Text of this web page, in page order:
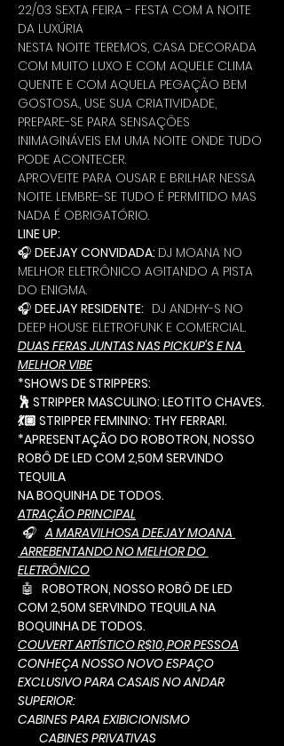
22/03 SEXTA FEIRA - FESTA COM A NOITE
DA LUXÚRIA
NESTA NOITE TEREMOS, CASA DECORADA
COM MUITO LUXO E COM AQUELE CLIMA
QUENTE E COM AQUELA PEGAÇÃO BEM
GOSTOSA., USE SUA CRIATIVIDADE,
PREPARE-SE PARA SENSAÇÕES
INIMAGINÁVEIS EM UMA NOITE ONDE TUDO
PODE ACONTECER.
APROVEITE PARA OUSAR E BRILHAR NESSA
NOITE. LEMBRE-SE TUDO É PERMITIDO MAS
NADA É OBRIGATÓRIO.
LINE UP:
🎧 DEEJAY CONVIDADA: DJ MOANA NO
MELHOR ELETRÔNICO AGITANDO A PISTA
DO ENIGMA.
🎧 DEEJAY RESIDENTE: DJ ANDHY-S NO
DEEP HOUSE ELETROFUNK E COMERCIAL.
DUAS FERAS JUNTAS NAS PICKUP'S E NA
MELHOR VIBE
*SHOWS DE STRIPPERS:
🕺 STRIPPER MASCULINO: LEOTITO CHAVES.
💃🏼 STRIPPER FEMININO: THY FERRARI.
*APRESENTAÇÃO DO ROBOTRON, NOSSO
ROBÔ DE LED COM 2,50M SERVINDO
TEQUILA
NA BOQUINHA DE TODOS.
ATRAÇÃO PRINCIPAL
🎧 A MARAVILHOSA DEEJAY MOANA
ARREBENTANDO NO MELHOR DO
ELETRÔNICO
🤖 ROBOTRON, NOSSO ROBÔ DE LED
COM 2,50M SERVINDO TEQUILA NA
BOQUINHA DE TODOS.
COUVERT ARTÍSTICO R$10, POR PESSOA
CONHEÇA NOSSO NOVO ESPAÇO
EXCLUSIVO PARA CASAIS NO ANDAR
SUPERIOR:
CABINES PARA EXIBICIONISMO
CABINES PRIVATIVAS